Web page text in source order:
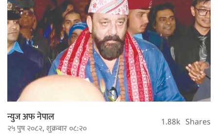
न्युज अफ नेपाल
२५ पुष २०८२, शुक्रबार ०८:२० 1.88k Shares